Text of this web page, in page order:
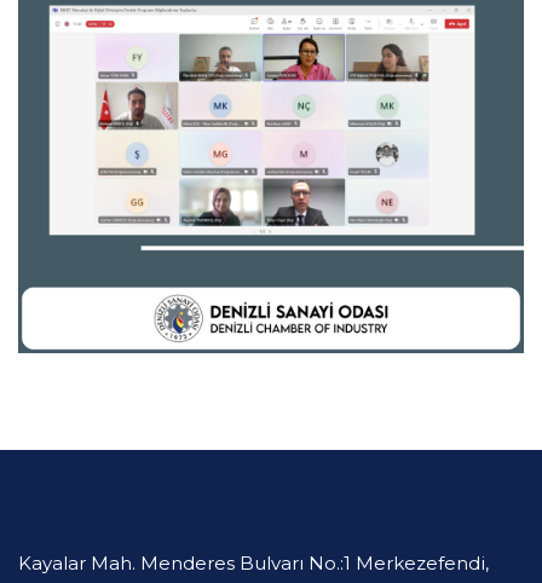
Kayalar Mah. Menderes Bulvarı No.:1 Merkezefendi,